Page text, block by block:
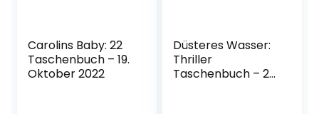
Carolins Baby: 22
Taschenbuch – 19.
Oktober 2022
Düsteres Wasser:
Thriller
Taschenbuch – 25.